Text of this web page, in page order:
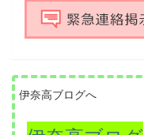
伊奈高ブログへ